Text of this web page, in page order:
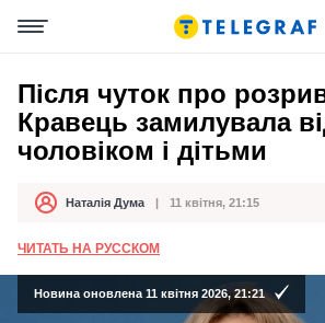
Після чуток про
Кравець замилувала
чоловіком і дітьми
АвторНаталія Дума
Дата публікації 11 квітня, 21:15
ЧИТАТЬ НА РУССКОМ
Новина оновлена 11 квітня 2026, 21:21